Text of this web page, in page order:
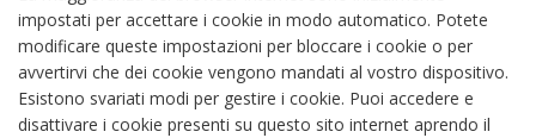
impostati per accettare i cookie in modo automatico. Potete
modificare queste impostazioni per bloccare i cookie o per
avvertirvi che dei cookie vengono mandati al vostro dispositivo.
Esistono svariati modi per gestire i cookie. Puoi accedere e
disattivare i cookie presenti su questo sito internet aprendo il